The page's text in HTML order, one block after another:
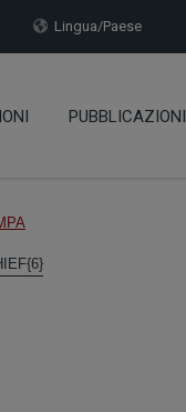
Lingua/Paese
PUBBLICAZIONI